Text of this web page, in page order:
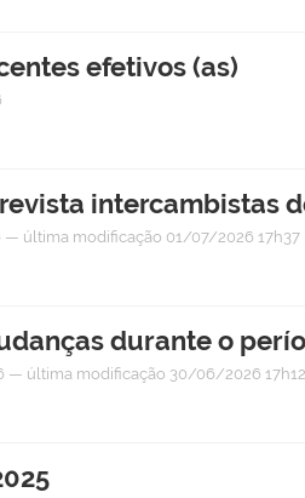
efetivos (as)
intercambistas
— última modificação 01/07/2026 17h37
durante o
— última modificação 30/06/2026 17h12